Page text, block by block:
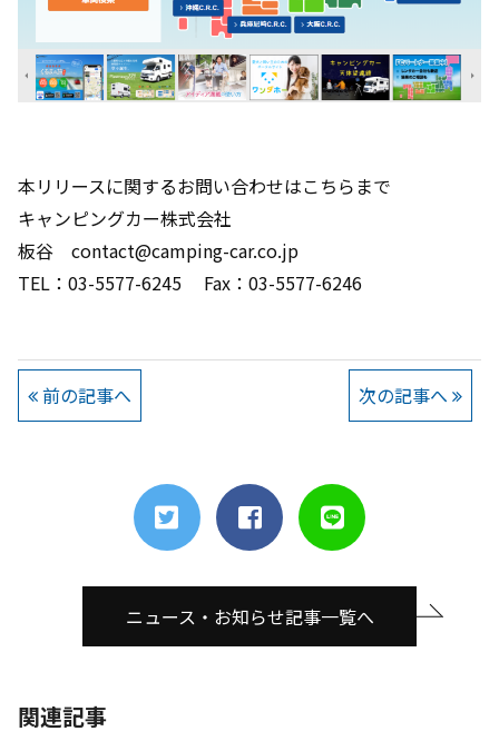
本リリースに関するお問い合わせはこちらまで
キャンピングカー株式会社
板谷 contact@camping-car.co.jp
TEL：03-5577-6245 Fax：03-5577-6246
前の記事へ 次の記事へ
ニュース・お知らせ記事一覧へ
関連記事